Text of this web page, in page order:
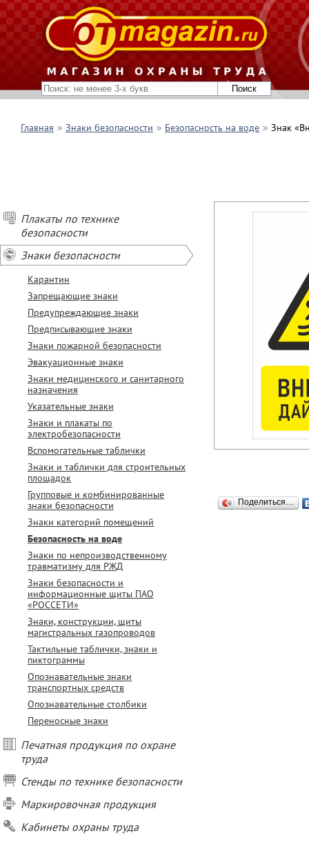
Главная Знаки безопасности Безопасность на воде Знак
Плакаты по технике
безопасности
Знаки безопасности
Карантин
Запрещающие знаки
Предупреждающие знаки
Предписывающие знаки
Знаки пожарной безопасности
Эвакуационные знаки
Знаки медицинского и санитарного
назначения
Указательные знаки
Знаки и плакаты по
электробезопасности
Вспомогательные таблички
Знаки и таблички для строительных
площадок
Групповые и комбинированные
знаки безопасности
Знаки категорий помещений
Безопасность на воде
Знаки по непроизводственному
травматизму для РЖД
Знаки безопасности и
информационные щиты ПАО
«РОССЕТИ»
Знаки, конструкции, щиты
магистральных газопроводов
Тактильные таблички, знаки и
пиктограммы
Опознавательные знаки
транспортных средств
Опознавательные столбики
Переносные знаки
Печатная продукция по охране
труда
Стенды по технике безопасности
Маркировочная продукция
Кабинеты охраны труда
Поделиться…